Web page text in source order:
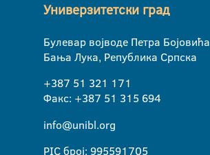
Универзитетски град
Булевар војводе Петра Бојовића
Бања Лука, Република Српска
+387 51 321 171
Факс: +387 51 315 694
info@unibl.org
PIC број: 995591705